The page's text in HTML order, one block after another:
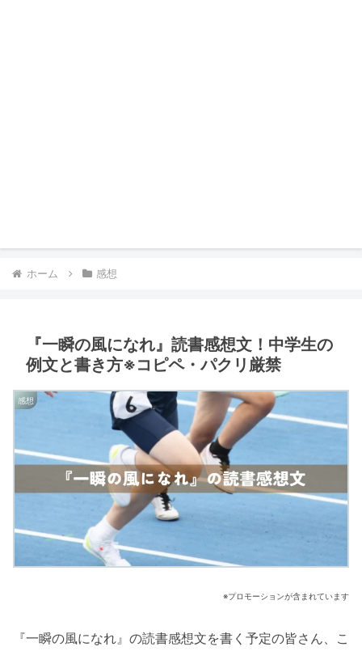
ホーム 感想
『一瞬の風になれ』読書感想文！中学生の
例文と書き方※コピペ・パクリ厳禁
感想
※プロモーションが含まれています
『一瞬の風になれ』の読書感想文を書く予定の皆さん、こ